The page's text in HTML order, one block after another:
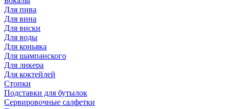
Для пива
Для вина
Для виски
Для воды
Для коньяка
Для шампанского
Для ликера
Для коктейлей
Стопки
Подставки для бутылок
Сервировочные салфетки